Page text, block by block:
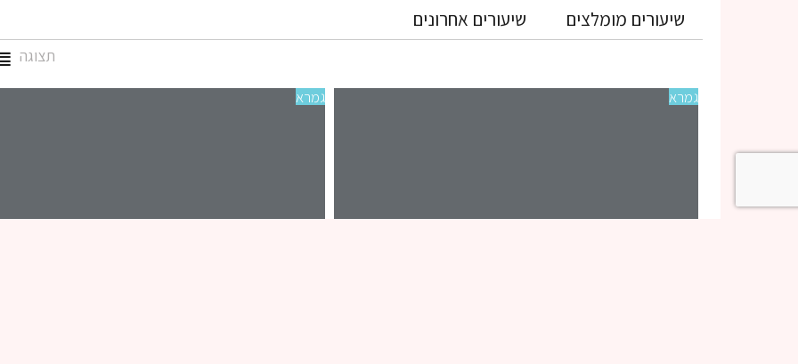
שיעורים מומלצים שיעורים אחרונים
תצוגה
גמרא גמרא